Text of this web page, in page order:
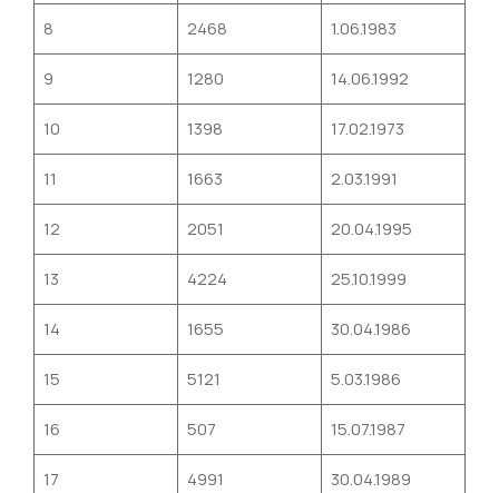
8 2468 1.06.1983
9 1280 14.06.1992
10 1398 17.02.1973
11 1663 2.03.1991
12 2051 20.04.1995
13 4224 25.10.1999
14 1655 30.04.1986
15 5121 5.03.1986
16 507 15.07.1987
17 4991 30.04.1989